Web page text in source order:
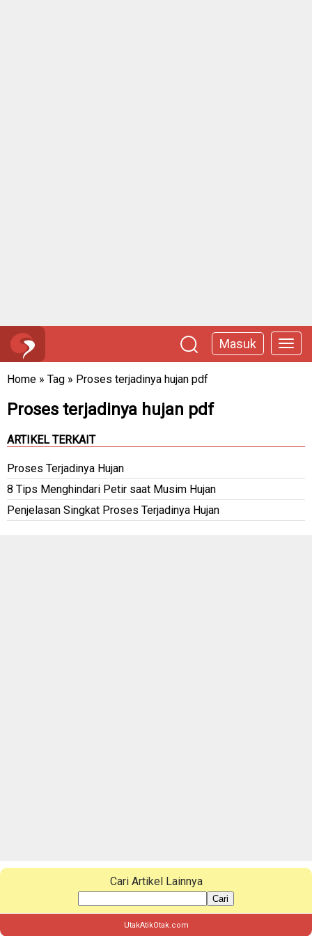
Masuk
Home » Tag » Proses terjadinya hujan pdf
Proses terjadinya hujan pdf
ARTIKEL TERKAIT
Proses Terjadinya Hujan
8 Tips Menghindari Petir saat Musim Hujan
Penjelasan Singkat Proses Terjadinya Hujan
Cari Artikel Lainnya
Cari
UtakAtikOtak.com